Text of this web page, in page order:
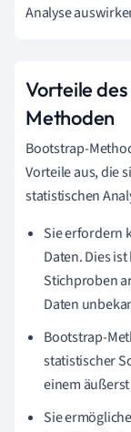
Analyse
Vorteile
Methoden
Bootstrap-
Vorteile aus, die
statistischen
Sie erfordern
Daten. Dies
Stichproben
Daten
Bootstrap-
statistischer
einem
Sie